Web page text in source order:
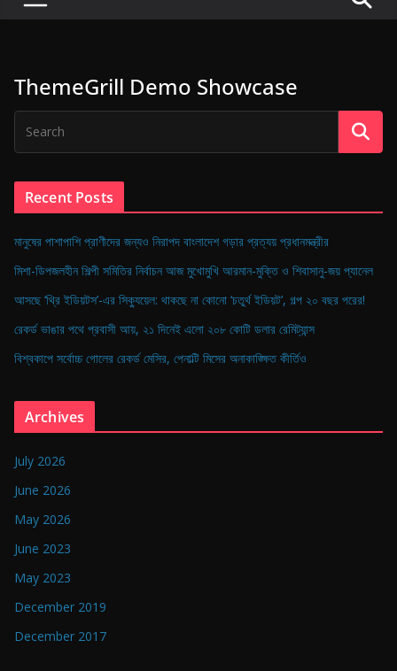
s
e
f
D
i
g
a
l
B
n
g
ThemeGrill Demo Showcase
Recent Posts
মানুষের পাশাপাশি প্রাণীদের জন্যও নিরাপদ বাংলাদেশ গড়ার প্রত্যয় প্রধানমন্ত্রীর
মিশা-ডিপজলহীন শিল্পী সমিতির নির্বাচন আজ মুখোমুখি আরমান-মুক্তি ও শিবাসানু-জয় প্যানেল
আসছে ‘থ্রি ইডিয়টস’-এর সিক্যুয়েল: থাকছে না কোনো ‘চতুর্থ ইডিয়ট’, গল্প ২০ বছর পরের!
রেকর্ড ভাঙার পথে প্রবাসী আয়, ২১ দিনেই এলো ২০৮ কোটি ডলার রেমিট্যান্স
বিশ্বকাপে সর্বোচ্চ গোলের রেকর্ড মেসির, পেনাল্টি মিসের অনাকাঙ্ক্ষিত কীর্তিও
Archives
July 2026
June 2026
May 2026
June 2023
May 2023
December 2019
December 2017